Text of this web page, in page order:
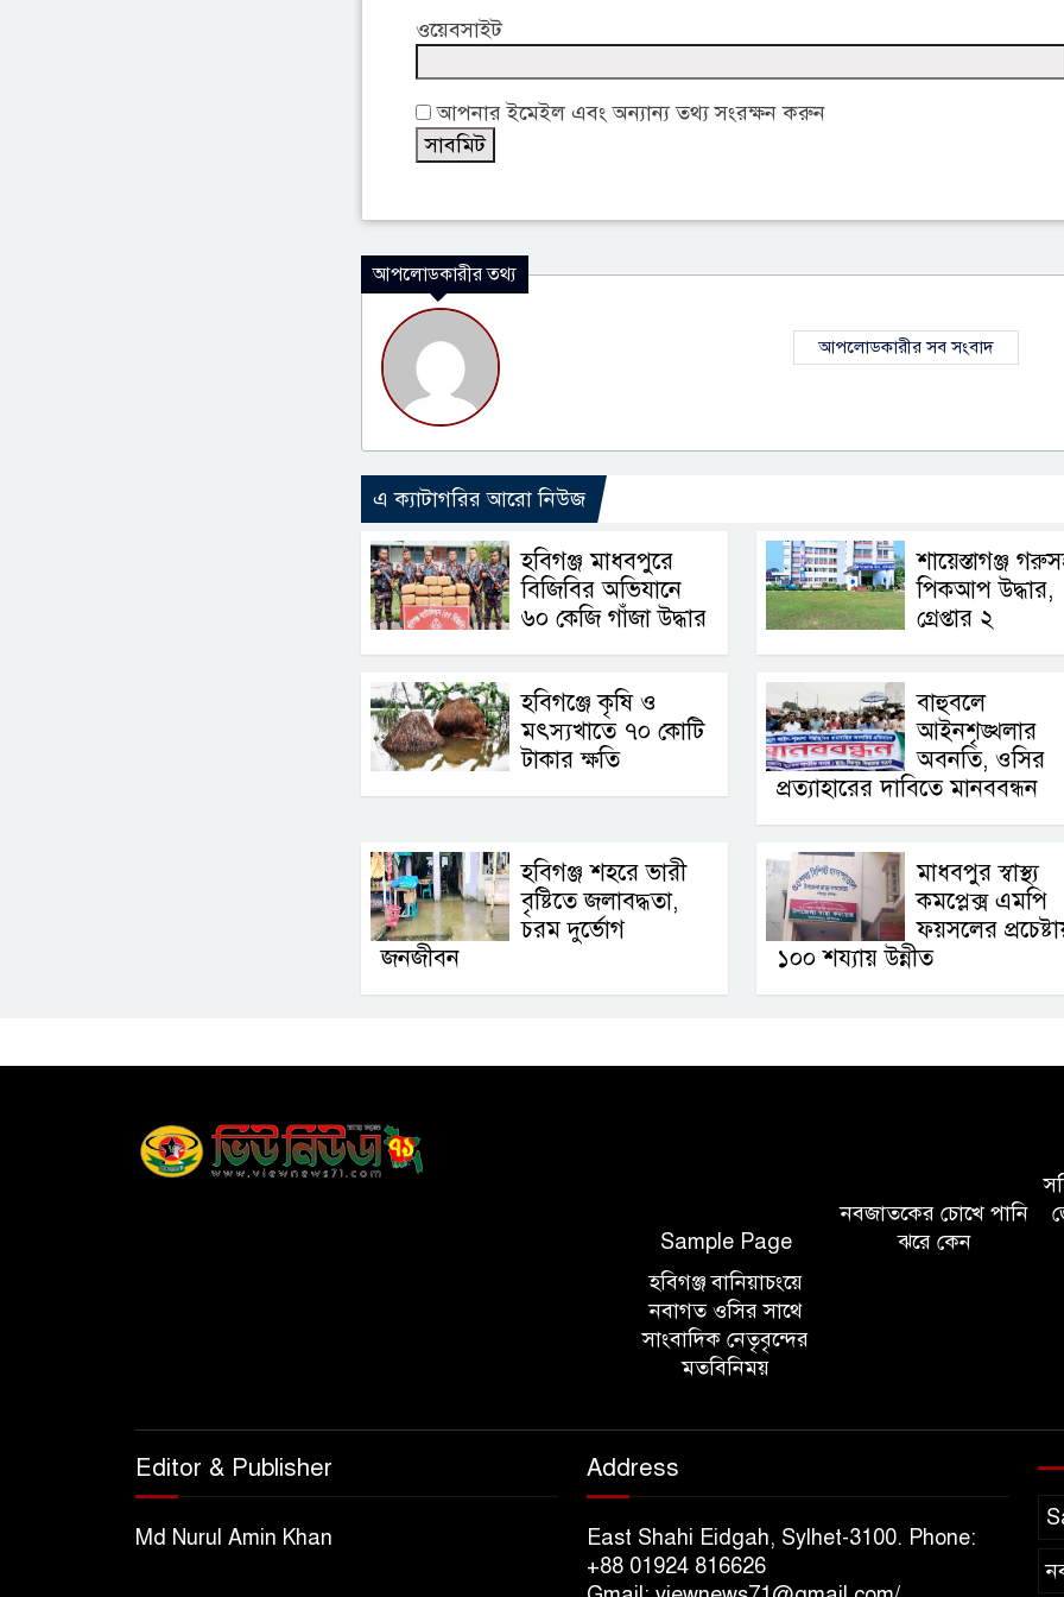
ওয়েবসাইট
আপনার ইমেইল এবং অন্যান্য তথ্য সংরক্ষন করুন
আপলোডকারীর তথ্য
আপলোডকারীর সব সংবাদ
এ ক্যাটাগরির আরো নিউজ
হবিগঞ্জ মাধবপুরে
বিজিবির অভিযানে
৬০ কেজি গাঁজা উদ্ধার
শায়েস্তাগঞ্জ
পিকআপ উদ্ধার,
গ্রেপ্তার ২
হবিগঞ্জে কৃষি ও
মৎস্যখাতে ৭০ কোটি
টাকার ক্ষতি
বাহুবলে
আইনশৃঙ্খলার
অবনতি, ওসির
প্রত্যাহারের দাবিতে মানববন্ধন
হবিগঞ্জ শহরে ভারী
বৃষ্টিতে জলাবদ্ধতা,
চরম দুর্ভোগ
জনজীবন
মাধবপুর স্বাস্থ্য
কমপ্লেক্স এমপি
ফয়সলের
১০০ শয্যায় উন্নীত
Sample Page
নবজাতকের চোখে পানি
ঝরে কেন
হবিগঞ্জ বানিয়াচংয়ে
নবাগত ওসির সাথে
সাংবাদিক নেতৃবৃন্দের
মতবিনিময়
Editor & Publisher
Md Nurul Amin Khan
Address
East Shahi Eidgah, Sylhet-3100. Phone:
+88 01924 816626